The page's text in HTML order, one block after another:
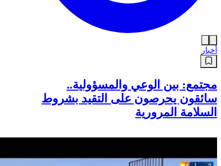
أخبار
مجتمع: بين الوعي والمسؤولية..
سائقون يحرصون على التقيد بشروط